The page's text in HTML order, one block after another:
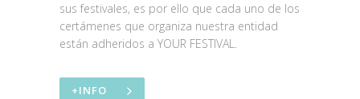
sus festivales, es por ello que cada uno de los
certámenes que organiza nuestra entidad
están adheridos a YOUR FESTIVAL.
+INFO